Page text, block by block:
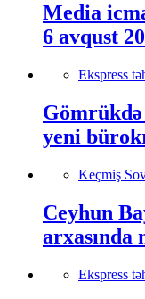
Media
6 avqust
Ekspress
yeni
Keçmiş
Ceyhun
arxasında
Ekspress